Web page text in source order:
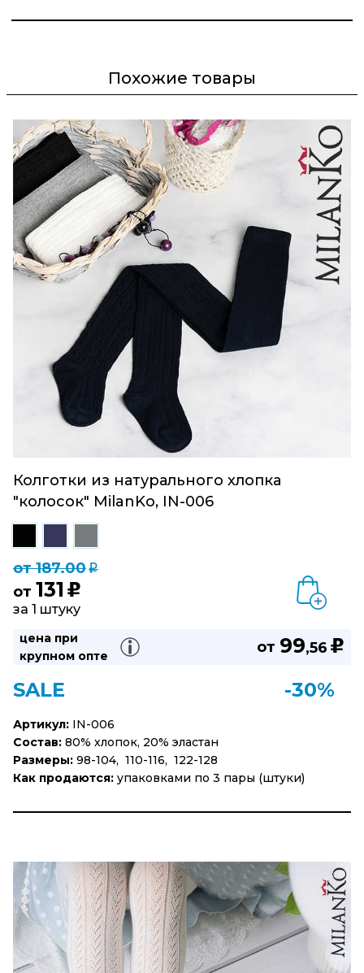
Похожие товары
Колготки из натурального хлопка
"колосок" MilanKo, IN-006
от 187.00q
от 131 u
за 1 штуку
цена при
крупном опте
от 99,56 u
SALE -30%
Артикул: IN-006
Состав: 80% хлопок, 20% эластан
Размеры: 98-104, 110-116, 122-128
Как продаются: упаковками по 3 пары (штуки)